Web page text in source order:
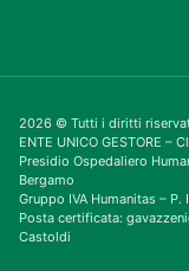
2026 © Tutti i diritti
ENTE UNICO GESTORE –
Presidio Ospedaliero
Bergamo
Gruppo IVA Humanitas –
Posta certificata:
Castoldi